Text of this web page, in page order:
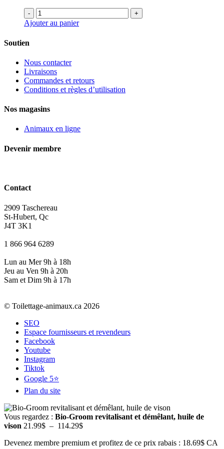
- +
Ajouter au panier
Soutien
Nous contacter
Livraisons
Commandes et retours
Conditions et règles d’utilisation
Nos magasins
Animaux en ligne
Devenir membre
Contact
2909 Taschereau
St-Hubert, Qc
J4T 3K1
1 866 964 6289
Lun au Mer 9h à 18h
Jeu au Ven 9h à 20h
Sam et Dim 9h à 17h
© Toilettage-animaux.ca 2026
SEO
Espace fournisseurs et revendeurs
Facebook
Youtube
Instagram
Tiktok
Google 5⭐
Plan du site
Vous regardez : Bio-Groom revitalisant et démêlant, huile de
vison 21.99$ – 114.29$Plage
prix :
Devenez membre premium et profitez de ce prix rabais : 18.69$ CA